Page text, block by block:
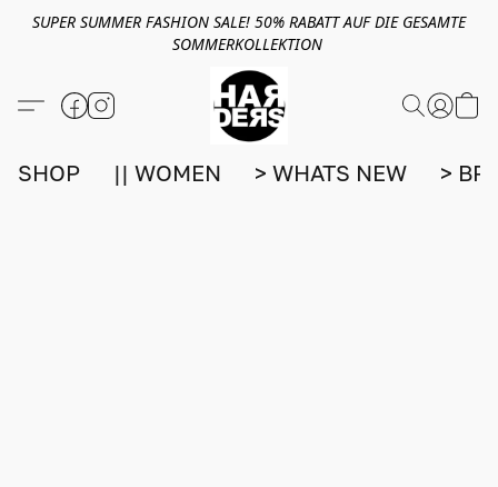
SUPER SUMMER FASHION SALE! 50% RABATT AUF DIE GESAMTE
SOMMERKOLLEKTION
SHOP || WOMEN > WHATS NEW >